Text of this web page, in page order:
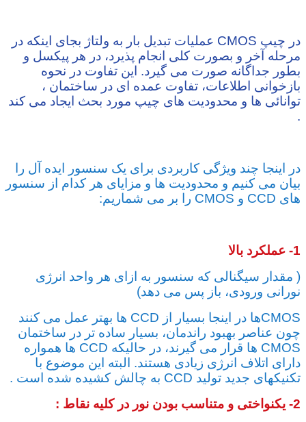
در چیپ CMOS عملیات تبدیل بار به ولتاژ بجای اینکه در
مرحله آخر و بصورت کلی انجام پذیرد، در هر پیکسل و
بطور جداگانه صورت می گیرد. این تفاوت در نحوه
بازخوانی اطلاعات، تفاوت عمده ای در ساختمان ،
توانائی ها و محدودیت های چیپ مورد بحث ایجاد می کند
.
در اینجا چند ویژگی کاربردی برای یک سنسور ایده آل را
بیان می کنیم و محدودیت ها و مزایای هر کدام از سنسور
های CCD و CMOS را بر می شماریم:
1- عملکرد بالا
( مقدار سیگنالی که سنسور به ازای هر واحد انرژی
نورانی ورودی، باز پس می دهد)
CMOSها در اینجا بسیار از CCD ها بهتر عمل می کنند
چون عناصر بهبود راندمان، بسیار ساده تر در ساختمان
CMOS ها قرار می گیرند، در حالیکه CCD ها همواره
دارای اتلاف انرژی زیادی هستند. البته این موضوع با
تکنیکهای جدید تولید CCD به چالش کشیده شده است .
2- یکنواختی و متناسب بودن نور در کلیه نقاط :